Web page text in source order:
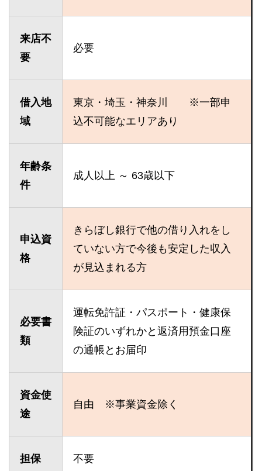
来店不
要
必要
借入地
域
東京・埼玉・神奈川 ※一部申
込不可能なエリアあり
年齢条
件
成人以上 ～ 63歳以下
申込資
格
きらぼし銀行で他の借り入れをし
ていない方で今後も安定した収入
が見込まれる方
必要書
類
運転免許証・パスポート・健康保
険証のいずれかと返済用預金口座
の通帳とお届印
資金使
途
自由 ※事業資金除く
担保 不要